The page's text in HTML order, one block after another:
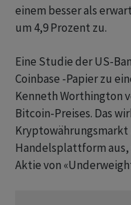
einem besser als
um 4,9 Prozent zu.
Eine Studie der US-
Coinbase -Papier zu
Kenneth Worthington
Bitcoin-Preises. Das
Handelsplattform aus,
Aktie von